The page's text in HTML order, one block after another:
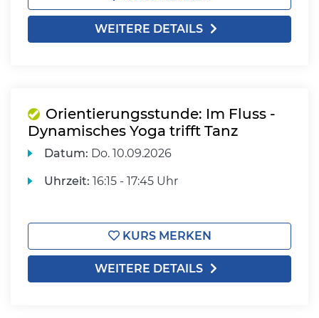
WEITERE DETAILS
Orientierungsstunde: Im Fluss -
Dynamisches Yoga trifft Tanz
Datum: Do. 10.09.2026
Uhrzeit: 16:15 - 17:45 Uhr
KURS MERKEN
WEITERE DETAILS